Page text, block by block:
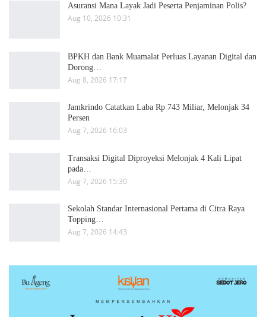
Asuransi Mana Layak Jadi Peserta Penjaminan Polis?
Aug 10, 2026 10:31
BPKH dan Bank Muamalat Perluas Layanan Digital dan
Dorong…
Aug 8, 2026 17:17
Jamkrindo Catatkan Laba Rp 743 Miliar, Melonjak 34
Persen
Aug 7, 2026 16:03
Transaksi Digital Diproyeksi Melonjak 4 Kali Lipat
pada…
Aug 7, 2026 15:30
Sekolah Standar Internasional Pertama di Citra Raya
Topping…
Aug 7, 2026 14:43